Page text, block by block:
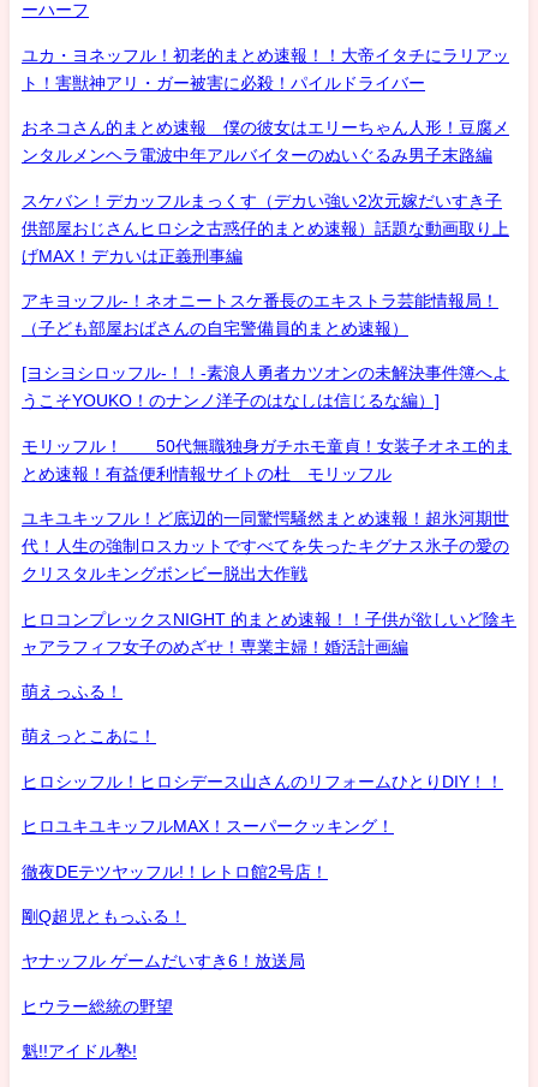
ーハーフ
ユカ・ヨネッフル！初老的まとめ速報！！大帝イタチにラリアッ
ト！害獣神アリ・ガー被害に必殺！パイルドライバー
おネコさん的まとめ速報 僕の彼女はエリーちゃん人形！豆腐メ
ンタルメンヘラ電波中年アルバイターのぬいぐるみ男子末路編
スケバン！デカッフルまっくす（デカい強い2次元嫁だいすき子
供部屋おじさんヒロシ之古惑仔的まとめ速報）話題な動画取り上
げMAX！デカいは正義刑事編
アキヨッフル-！ネオニートスケ番長のエキストラ芸能情報局！
（子ども部屋おばさんの自宅警備員的まとめ速報）
[ヨシヨシロッフル-！！-素浪人勇者カツオンの未解決事件簿へよ
うこそYOUKO！のナンノ洋子のはなしは信じるな編）]
モリッフル！ 50代無職独身ガチホモ童貞！女装子オネエ的ま
とめ速報！有益便利情報サイトの杜 モリッフル
ユキユキッフル！ど底辺的一同驚愕騒然まとめ速報！超氷河期世
代！人生の強制ロスカットですべてを失ったキグナス氷子の愛の
クリスタルキングボンビー脱出大作戦
ヒロコンプレックスNIGHT 的まとめ速報！！子供が欲しいど陰キ
ャアラフィフ女子のめざせ！専業主婦！婚活計画編
萌えっふる！
萌えっとこあに！
ヒロシッフル！ヒロシデース山さんのリフォームひとりDIY！！
ヒロユキユキッフルMAX！スーパークッキング！
徹夜DEテツヤッフル!！レトロ館2号店！
剛Q超児ともっふる！
ヤナッフル ゲームだいすき6！放送局
ヒウラー総統の野望
魁!!アイドル塾!